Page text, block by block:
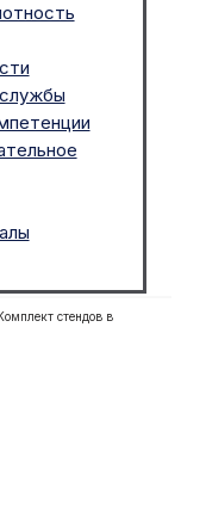
Комплект стендов в